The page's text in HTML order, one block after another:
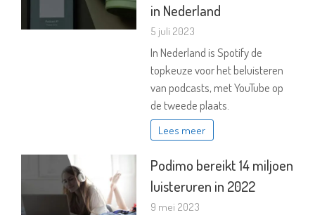
in Nederland
5 juli 2023
In Nederland is Spotify de
topkeuze voor het beluisteren
van podcasts, met YouTube op
de tweede plaats.
Lees meer
Podimo bereikt 14 miljoen
luisteruren in 2022
9 mei 2023